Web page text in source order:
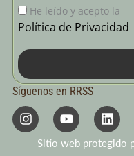
He leído y acepto la
Política de Privacidad
Síguenos en RRSS
I
n
s
Y
o
u
t
L
i
n
k
Sitio web protegido